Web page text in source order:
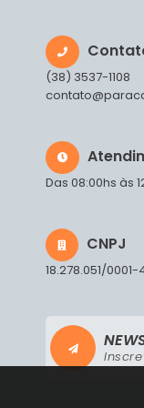
(38) 3537-1108
Das 08:00hs às
CNPJ
18.278.051/0001-